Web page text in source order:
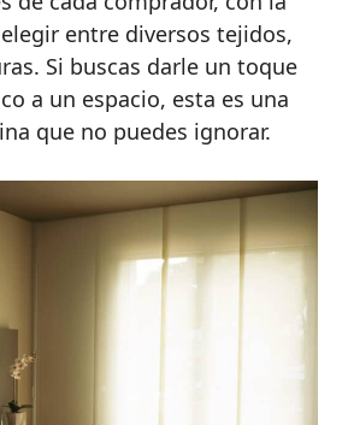
entre diversos tejidos,
Si buscas darle un toque
a un espacio, esta es una
que no puedes ignorar.